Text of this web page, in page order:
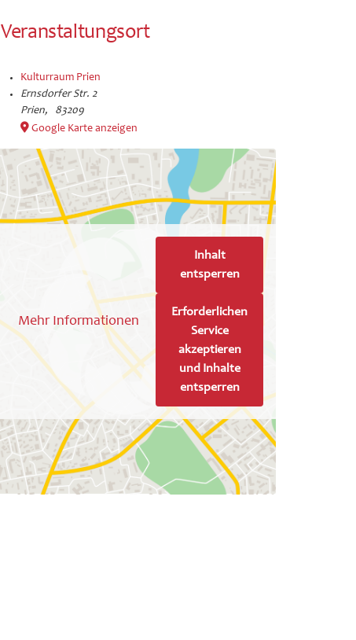
Veranstaltungsort
Kulturraum Prien
Ernsdorfer Str. 2
Prien,
83209
Google Karte anzeigen
Mehr Informationen
Inhalt
entsperren
Erforderlichen
Service
akzeptieren
und Inhalte
entsperren